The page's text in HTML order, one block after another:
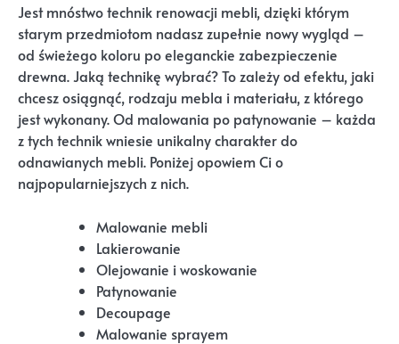
Jest mnóstwo technik renowacji mebli, dzięki którym
starym przedmiotom nadasz zupełnie nowy wygląd –
od świeżego koloru po eleganckie zabezpieczenie
drewna. Jaką technikę wybrać? To zależy od efektu, jaki
chcesz osiągnąć, rodzaju mebla i materiału, z którego
jest wykonany. Od malowania po patynowanie – każda
z tych technik wniesie unikalny charakter do
odnawianych mebli. Poniżej opowiem Ci o
najpopularniejszych z nich.
Malowanie mebli
Lakierowanie
Olejowanie i woskowanie
Patynowanie
Decoupage
Malowanie sprayem